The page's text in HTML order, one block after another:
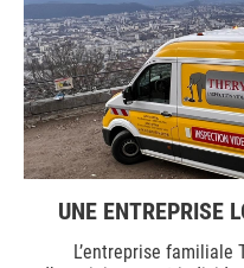
UNE ENTREPRISE
L’entreprise familiale